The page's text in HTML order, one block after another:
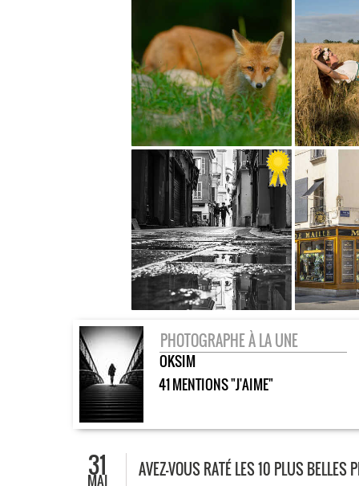
PHOTOGRAPHE À LA UNE
OKSIM
41 MENTIONS "J'AIME"
31
MAI
AVEZ-VOUS RATÉ LES 10 PLUS BELLES